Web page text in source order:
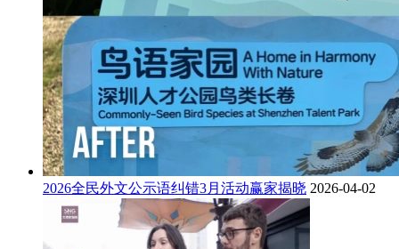
2026全民外文公示语纠错3月活动赢家揭晓 2026-04-02